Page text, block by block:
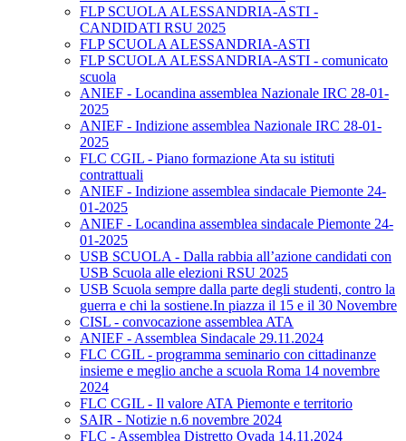
FLP SCUOLA ALESSANDRIA-ASTI -
CANDIDATI RSU 2025
FLP SCUOLA ALESSANDRIA-ASTI
FLP SCUOLA ALESSANDRIA-ASTI - comunicato
scuola
ANIEF - Locandina assemblea Nazionale IRC 28-01-
2025
ANIEF - Indizione assemblea Nazionale IRC 28-01-
2025
FLC CGIL - Piano formazione Ata su istituti
contrattuali
ANIEF - Indizione assemblea sindacale Piemonte 24-
01-2025
ANIEF - Locandina assemblea sindacale Piemonte 24-
01-2025
USB SCUOLA - Dalla rabbia all’azione candidati con
USB Scuola alle elezioni RSU 2025
USB Scuola sempre dalla parte degli studenti, contro la
guerra e chi la sostiene.In piazza il 15 e il 30 Novembre
CISL - convocazione assemblea ATA
ANIEF - Assemblea Sindacale 29.11.2024
FLC CGIL - programma seminario con cittadinanze
insieme e meglio anche a scuola Roma 14 novembre
2024
FLC CGIL - Il valore ATA Piemonte e territorio
SAIR - Notizie n.6 novembre 2024
FLC - Assemblea Distretto Ovada 14.11.2024